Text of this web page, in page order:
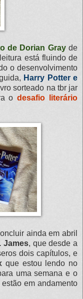
de Dorian Grayde
está fluindo de
o desenvolvimento
Harry Potter e
sorteado na tbr jar
odesafio literário
ainda em abril
James, que desde a
dois capítulos, e
que estou lendo no
uma semana e o
em andamento